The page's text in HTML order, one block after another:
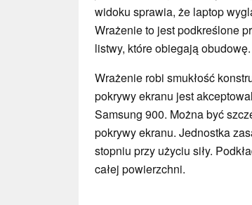
widoku sprawia, że laptop
Wrażenie to jest podkreślone
listwy, które obiegają obudowę.
Wrażenie robi smukłość
pokrywy ekranu jest
Samsung 900. Można być
pokrywy ekranu. Jednostka
stopniu przy użyciu siły.
całej powierzchni.